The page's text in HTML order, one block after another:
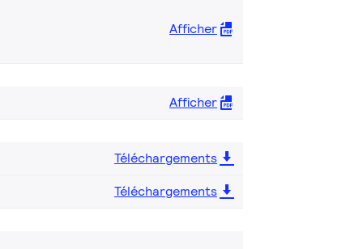
Afficher
Afficher
Téléchargements
Téléchargements